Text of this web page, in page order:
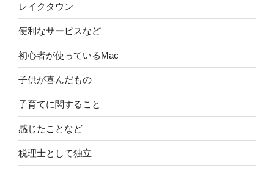
レイクタウン
便利なサービスなど
初心者が使っているMac
子供が喜んだもの
子育てに関すること
感じたことなど
税理士として独立